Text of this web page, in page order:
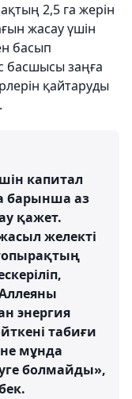
2,5 га жерін
жасау үшін
басып
басшысы заңға
қайтаруды
капитал
барынша аз
қажет.
желекті
энергия
табиғи
мұнда
болмайды»,